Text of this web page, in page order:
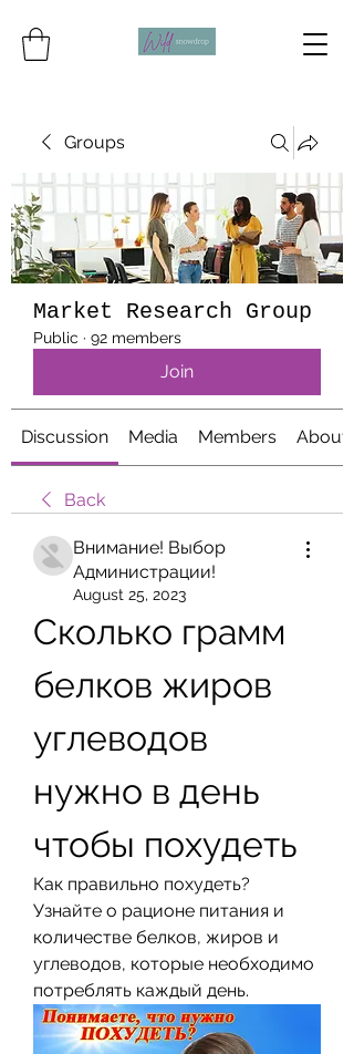
Groups
Market Research Group
Public · 92 members
Join
Discussion Media Members About
Back
Внимание! Выбор
Администрации!
August 25, 2023
Сколько грамм
белков жиров
углеводов
нужно в день
чтобы похудеть
Как правильно похудеть?
Узнайте о рационе питания и
количестве белков, жиров и
углеводов, которые необходимо
потреблять каждый день.